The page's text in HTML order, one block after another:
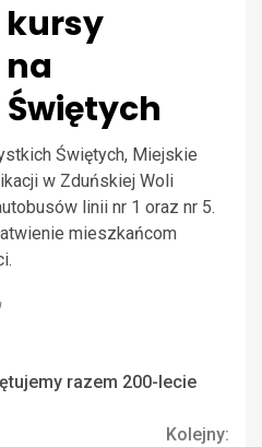
kursy
Świętych, Miejskie
w Zduńskiej Woli
linii nr 1 oraz nr 5.
mieszkańcom
razem 200-lecie
Kolejny: